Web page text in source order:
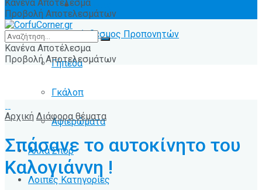
Ειδήσεις
Σύνδεσμος Προπονητών
Γήπεδα
Γκάλοπ
Αφιερώματα
Άλλα Σπόρ
Λοιπές Κατηγορίες
Κανένα Αποτέλεσμα
Προβολή Αποτελεσμάτων
Κανένα Αποτέλεσμα
Προβολή Αποτελεσμάτων
Αρχική Διάφορα θέματα
Σπάσανε το αυτοκίνητο του
Καλογιάννη !